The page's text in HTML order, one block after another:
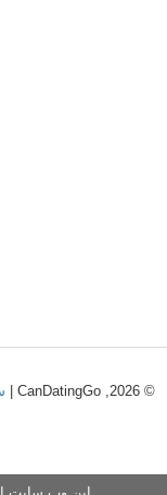
© 2026, CanDatingGo |